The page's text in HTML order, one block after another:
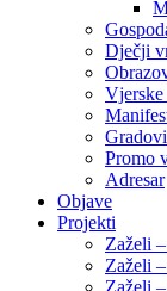
Dječji
Vjerske
Promo
Adresar
Objave
Projekti
Zaželi
Zaželi